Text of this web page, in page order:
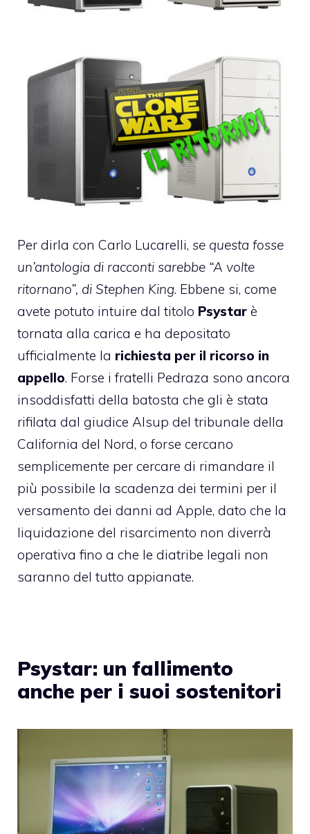
Per dirla con Carlo Lucarelli, se questa fosse
un’antologia di racconti sarebbe “A volte
ritornano”, di Stephen King. Ebbene si, come
avete potuto intuire dal titolo Psystar è
tornata alla carica e ha depositato
ufficialmente la richiesta per il ricorso in
appello. Forse i fratelli Pedraza sono ancora
insoddisfatti della batosta che gli è stata
rifilata dal giudice Alsup del tribunale della
California del Nord, o forse cercano
semplicemente per cercare di rimandare il
più possibile la scadenza dei termini per il
versamento dei danni ad Apple, dato che la
liquidazione del risarcimento non diverrà
operativa fino a che le diatribe legali non
saranno del tutto appianate.
Psystar: un fallimento
anche per i suoi sostenitori